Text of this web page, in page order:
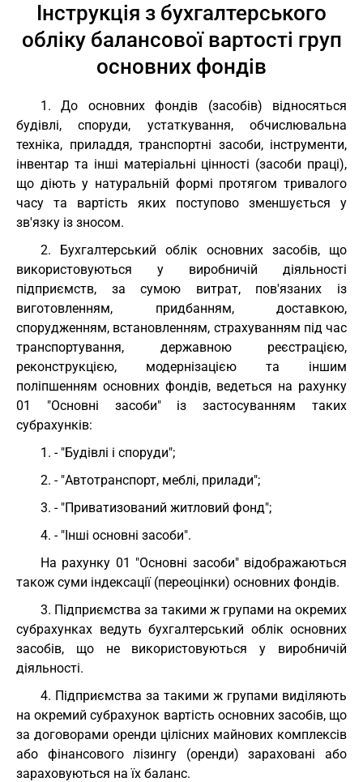
Інструкція з бухгалтерського
обліку балансової вартості груп
основних фондів
1. До основних фондів (засобів) відносяться
будівлі, споруди, устаткування, обчислювальна
техніка, приладдя, транспортні засоби, інструменти,
інвентар та інші матеріальні цінності (засоби праці),
що діють у натуральній формі протягом тривалого
часу та вартість яких поступово зменшується у
зв'язку із зносом.
2. Бухгалтерський облік основних засобів, що
використовуються у виробничій діяльності
підприємств, за сумою витрат, пов'язаних із
виготовленням, придбанням, доставкою,
спорудженням, встановленням, страхуванням під час
транспортування, державною реєстрацією,
реконструкцією, модернізацією та іншим
поліпшенням основних фондів, ведеться на рахунку
01 "Основні засоби" із застосуванням таких
субрахунків:
1. - "Будівлі і споруди";
2. - "Автотранспорт, меблі, прилади";
3. - "Приватизований житловий фонд";
4. - "Інші основні засоби".
На рахунку 01 "Основні засоби" відображаються
також суми індексації (переоцінки) основних фондів.
3. Підприємства за такими ж групами на окремих
субрахунках ведуть бухгалтерський облік основних
засобів, що не використовуються у виробничій
діяльності.
4. Підприємства за такими ж групами виділяють
на окремий субрахунок вартість основних засобів, що
за договорами оренди цілісних майнових комплексів
або фінансового лізингу (оренди) зараховані або
зараховуються на їх баланс.